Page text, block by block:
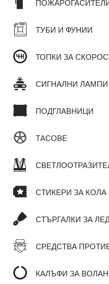
ТУБИ И ФУНИИ
ТОПКИ ЗА
СИГНАЛНИ ЛАМПИ
ПОДГЛАВНИЦИ
ТАСОВЕ
СТИКЕРИ ЗА КОЛА
СТЪРГАЛКИ ЗА
СРЕДСТВА
КАЛЪФИ ЗА